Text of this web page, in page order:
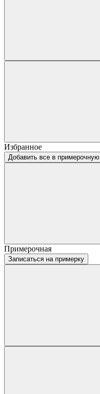
Избранное
Добавить все в примерочную
Примерочная
Записаться на примерку